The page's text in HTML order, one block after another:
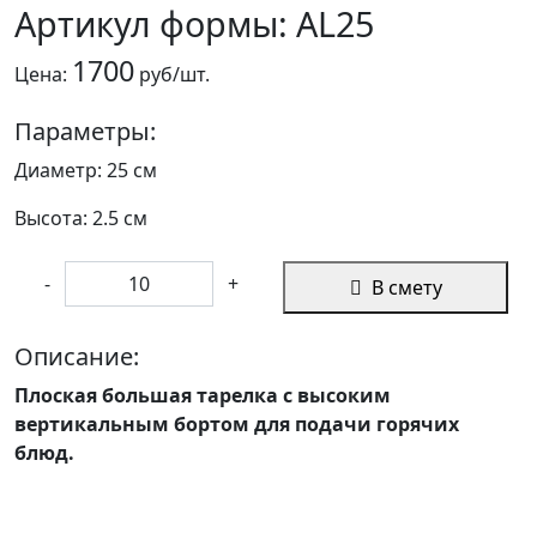
Артикул формы: AL25
Цена: 1700 руб/шт.
Параметры:
Диаметр: 25 см
Высота: 2.5 см
- + В смету
Описание:
Плоская большая тарелка с высоким
вертикальным бортом для подачи горячих
блюд.